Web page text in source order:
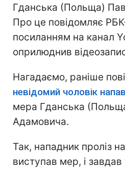
Гданська (Польща)
Про це повідомляє
посиланням на канал
оприлюднив
Нагадаємо, раніше
невідомий чоловік
мера Гданська
Адамовича.
Так, нападник проліз
виступав мер, і